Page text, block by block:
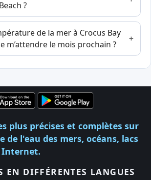
?
de la mer à Crocus Bay
m’attendre le mois prochain ?
plus précises et complètes sur
de l'eau des mers, océans, lacs
Internet.
EN DIFFÉRENTES LANGUES